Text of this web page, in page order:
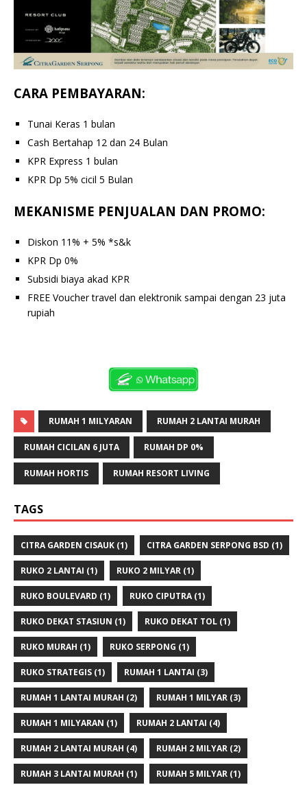
CARA PEMBAYARAN:
Tunai Keras 1 bulan
Cash Bertahap 12 dan 24 Bulan
KPR Express 1 bulan
KPR Dp 5% cicil 5 Bulan
MEKANISME PENJUALAN DAN PROMO:
Diskon 11% + 5% *s&k
KPR Dp 0%
Subsidi biaya akad KPR
FREE Voucher travel dan elektronik sampai dengan 23 juta
rupiah
RUMAH 1 MILYARAN RUMAH 2 LANTAI MURAH
RUMAH CICILAN 6 JUTA RUMAH DP 0%
RUMAH HORTIS RUMAH RESORT LIVING
TAGS
CITRA GARDEN CISAUK (1) CITRA GARDEN SERPONG BSD (1)
RUKO 2 LANTAI (1) RUKO 2 MILYAR (1)
RUKO BOULEVARD (1) RUKO CIPUTRA(1)
RUKO DEKAT STASIUN (1) RUKO DEKAT TOL (1)
RUKO MURAH (1) RUKO SERPONG (1)
RUKO STRATEGIS (1) RUMAH 1 LANTAI (3)
RUMAH 1 LANTAI MURAH (2) RUMAH 1 MILYAR (3)
RUMAH 1 MILYARAN (1) RUMAH 2 LANTAI (4)
RUMAH 2 LANTAI MURAH (4) RUMAH 2 MILYAR (2)
RUMAH 3 LANTAI MURAH (1) RUMAH 5 MILYAR (1)